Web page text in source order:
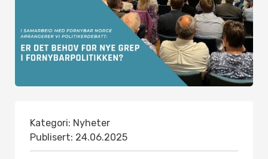
Kategori: Nyheter
Publisert: 24.06.2025